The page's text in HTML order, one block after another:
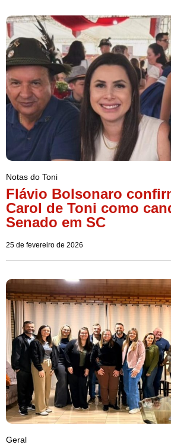
Notas do Toni
Flávio Bolsonaro
Carol de Toni como
Senado em SC
25 de fevereiro de 2026
Geral